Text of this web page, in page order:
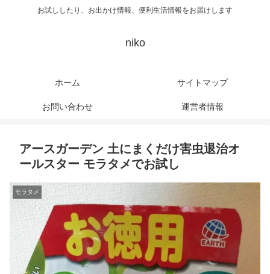
お試ししたり、お出かけ情報、便利生活情報をお届けします
niko
ホーム サイトマップ
お問い合わせ 運営者情報
アースガーデン 土にまくだけ害虫退治オ
ールスター モラタメでお試し
モラタメ